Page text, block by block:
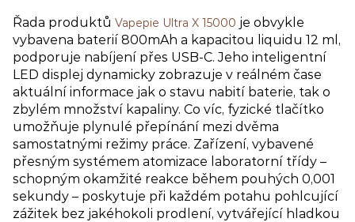
Řada produktů Vapepie Ultra X 15000 je obvykle
vybavena baterií 800mAh a kapacitou liquidu 12 ml,
podporuje nabíjení přes USB-C. Jeho inteligentní
LED displej dynamicky zobrazuje v reálném čase
aktuální informace jak o stavu nabití baterie, tak o
zbylém množství kapaliny. Co víc, fyzické tlačítko
umožňuje plynulé přepínání mezi dvěma
samostatnými režimy práce. Zařízení, vybavené
přesným systémem atomizace laboratorní třídy –
schopným okamžité reakce během pouhých 0,001
sekundy – poskytuje při každém potahu pohlcující
zážitek bez jakéhokoli prodlení, vytvářející hladkou